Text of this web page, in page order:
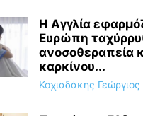
Η Αγγλία
Ευρώπη
ανοσοθεραπεία
καρκίνου...
Κοχιαδάκης Γεώργιος